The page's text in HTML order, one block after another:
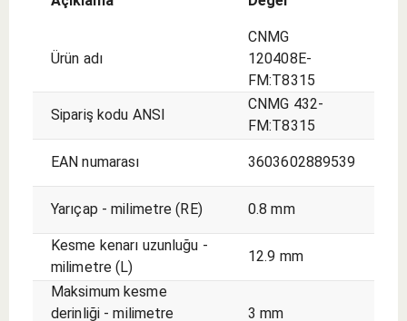
Ürün adı
CNMG
120408E-
FM:T8315
Sipariş kodu ANSI
CNMG 432-
FM:T8315
EAN numarası 3603602889539
Yarıçap - milimetre (RE) 0.8 mm
Kesme kenarı uzunluğu -
milimetre (L)
12.9 mm
Maksimum kesme
derinliği - milimetre
3 mm